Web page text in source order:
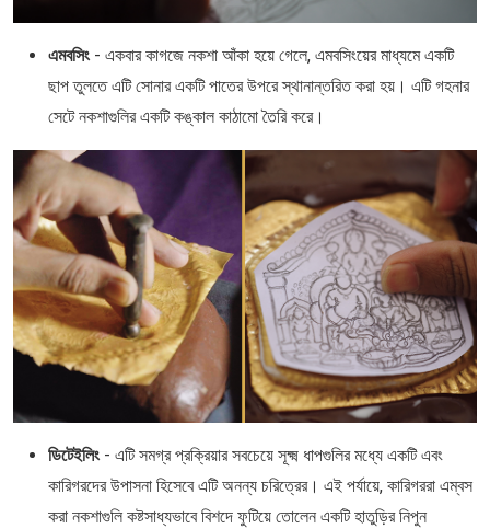
এমবসিং - একবার কাগজে নকশা আঁকা হয়ে গেলে, এমবসিংয়ের মাধ্যমে একটি
ছাপ তুলতে এটি সোনার একটি পাতের উপরে স্থানান্তরিত করা হয়। এটি গহনার
সেটে নকশাগুলির একটি কঙ্কাল কাঠামো তৈরি করে।
ডিটেইলিং- এটি সমগ্র প্রক্রিয়ার সবচেয়ে সূক্ষ্ম ধাপগুলির মধ্যে একটি এবং
কারিগরদের উপাসনা হিসেবে এটি অনন্য চরিত্রের। এই পর্যায়ে, কারিগররা এম্বস
করা নকশাগুলি কষ্টসাধ্যভাবে বিশদে ফুটিয়ে তোলেন একটি হাতুড়ির নিপুন